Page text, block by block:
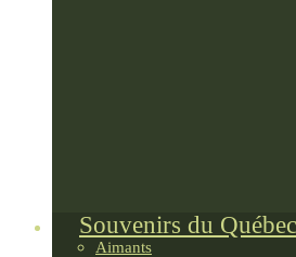
Souvenirs du
Aimants